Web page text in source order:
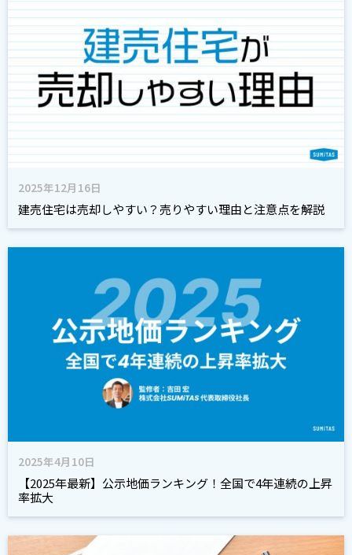
2025年12月16日
建売住宅は売却しやすい？売りやすい理由と注意点を解説
2025年4月10日
【2025年最新】公示地価ランキング！全国で4年連続の上昇
率拡大